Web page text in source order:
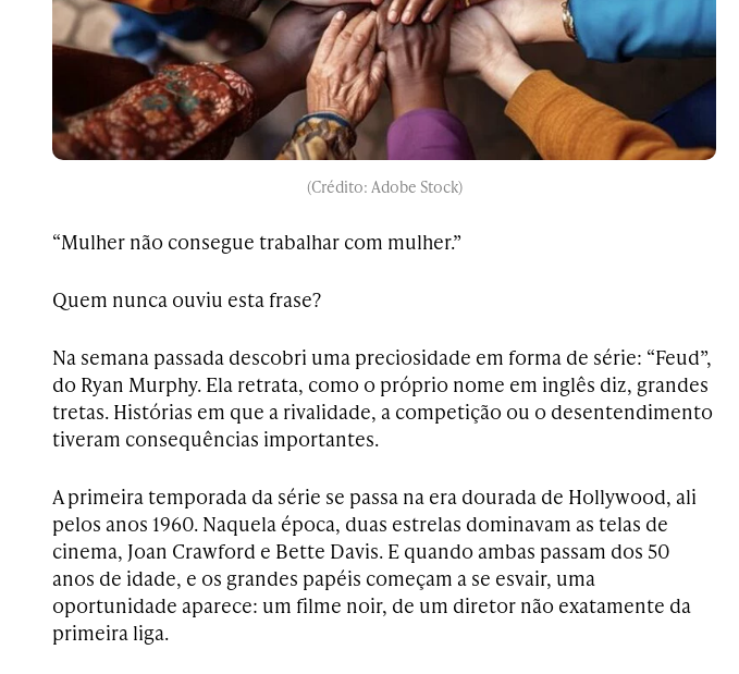
(Crédito: Adobe Stock)
“Mulher não consegue trabalhar com mulher.”
Quem nunca ouviu esta frase?
Na semana passada descobri uma preciosidade em forma de série: “Feud”,
do Ryan Murphy. Ela retrata, como o próprio nome em inglês diz, grandes
tretas. Histórias em que a rivalidade, a competição ou o desentendimento
tiveram consequências importantes.
A primeira temporada da série se passa na era dourada de Hollywood, ali
pelos anos 1960. Naquela época, duas estrelas dominavam as telas de
cinema, Joan Crawford e Bette Davis. E quando ambas passam dos 50
anos de idade, e os grandes papéis começam a se esvair, uma
oportunidade aparece: um filme noir, de um diretor não exatamente da
primeira liga.